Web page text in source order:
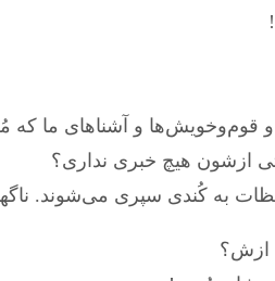
قوم‌وخویش‌ها و آشناهای ما که
ازشون هیچ خبری نداری؟
به کُندی سپری می‌شوند.
ازش؟